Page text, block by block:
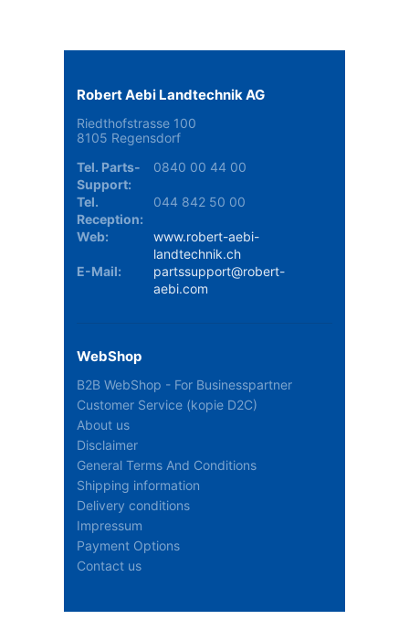
Robert Aebi Landtechnik AG
Riedthofstrasse 100
8105 Regensdorf
Tel. Parts-
Support:
0840 00 44 00
Tel.
Reception:
044 842 50 00
Web:
www.robert-aebi-
landtechnik.ch
E-Mail:
partssupport@robert-
aebi.com
WebShop
B2B WebShop - For Businesspartner
Customer Service (kopie D2C)
About us
Disclaimer
General Terms And Conditions
Shipping information
Delivery conditions
Impressum
Payment Options
Contact us